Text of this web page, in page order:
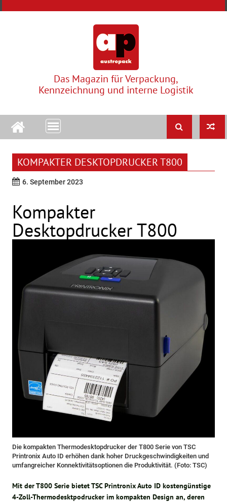
Das Magazin für Verpackung,
Kennzeichnung und interne Logistik
KOMPAKTER DESKTOPDRUCKER T800
6. September 2023
Kompakter
Desktopdrucker T800
Die kompakten Thermodesktopdrucker der T800 Serie von TSC
Printronix Auto ID erhöhen dank hoher Druckgeschwindigkeiten und
umfangreicher Konnektivitätsoptionen die Produktivität. (Foto: TSC)
Mit der T800 Serie bietet TSC Printronix Auto ID kostengünstige
4-Zoll-Thermodesktpodrucker im kompakten Design an, deren